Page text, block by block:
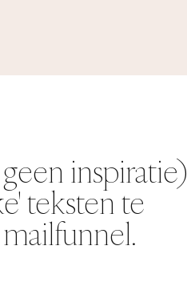
inspiratie)
teksten te